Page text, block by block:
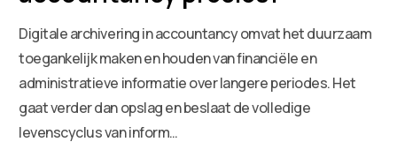
Digitale archivering in accountancy omvat het duurzaam
toegankelijk maken en houden van financiële en
administratieve informatie over langere periodes. Het
gaat verder dan opslag en beslaat de volledige
levenscyclus van inform…